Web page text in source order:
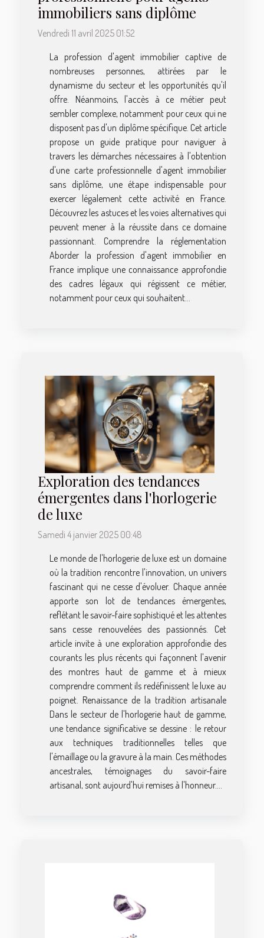
immobiliers sans diplôme
Vendredi 11 avril 2025 01:52
La profession d'agent immobilier captive de
nombreuses personnes, attirées par le
dynamisme du secteur et les opportunités qu'il
offre. Néanmoins, l'accès à ce métier peut
sembler complexe, notamment pour ceux qui ne
disposent pas d'un diplôme spécifique. Cet article
propose un guide pratique pour naviguer à
travers les démarches nécessaires à l'obtention
d'une carte professionnelle d'agent immobilier
sans diplôme, une étape indispensable pour
exercer légalement cette activité en France.
Découvrez les astuces et les voies alternatives qui
peuvent mener à la réussite dans ce domaine
passionnant. Comprendre la réglementation
Aborder la profession d'agent immobilier en
France implique une connaissance approfondie
des cadres légaux qui régissent ce métier,
notamment pour ceux qui souhaitent...
Exploration des tendances
émergentes dans l'horlogerie
de luxe
Samedi 4 janvier 2025 00:48
Le monde de l'horlogerie de luxe est un domaine
où la tradition rencontre l'innovation, un univers
fascinant qui ne cesse d'évoluer. Chaque année
apporte son lot de tendances émergentes,
reflétant le savoir-faire sophistiqué et les attentes
sans cesse renouvelées des passionnés. Cet
article invite à une exploration approfondie des
courants les plus récents qui façonnent l'avenir
des montres haut de gamme et à mieux
comprendre comment ils redéfinissent le luxe au
poignet. Renaissance de la tradition artisanale
Dans le secteur de l'horlogerie haut de gamme,
une tendance significative se dessine : le retour
aux techniques traditionnelles telles que
l'émaillage ou la gravure à la main. Ces méthodes
ancestrales, témoignages du savoir-faire
artisanal, sont aujourd'hui remises à l'honneur....